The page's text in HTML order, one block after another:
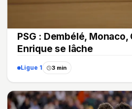
PSG : Dembélé,
Enrique se lâche
Ligue 1 3 min